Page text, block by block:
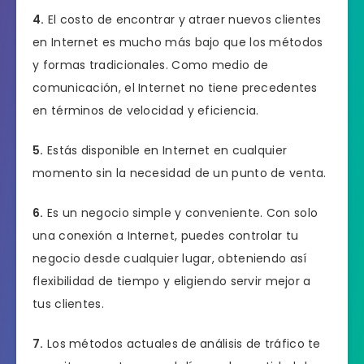
4. El costo de encontrar y atraer nuevos clientes
en Internet es mucho más bajo que los métodos
y formas tradicionales. Como medio de
comunicación, el Internet no tiene precedentes
en términos de velocidad y eficiencia.
5. Estás disponible en Internet en cualquier
momento sin la necesidad de un punto de venta.
6. Es un negocio simple y conveniente. Con solo
una conexión a Internet, puedes controlar tu
negocio desde cualquier lugar, obteniendo así
flexibilidad de tiempo y eligiendo servir mejor a
tus clientes.
7. Los métodos actuales de análisis de tráfico te